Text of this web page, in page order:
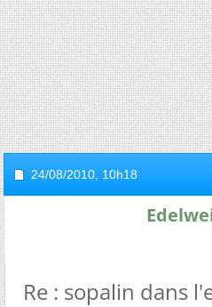
24/08/2010, 10h18
Re : sopalin dans